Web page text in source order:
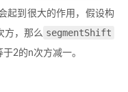
起到很大的作用，假设构
方，那么 segmentShift
于2的n次方减一。